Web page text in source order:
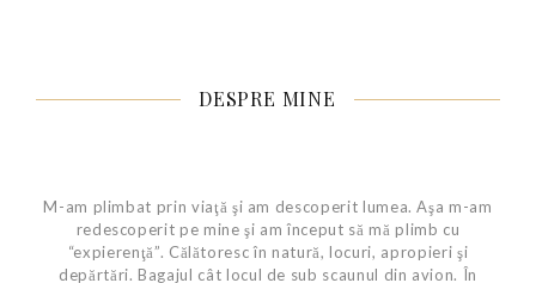
DESPRE MINE
M-am plimbat prin viaţă şi am descoperit lumea. Aşa m-am
redescoperit pe mine şi am început să mă plimb cu
“expierenţă”. Călătoresc în natură, locuri, apropieri şi
depărtări. Bagajul cât locul de sub scaunul din avion. În